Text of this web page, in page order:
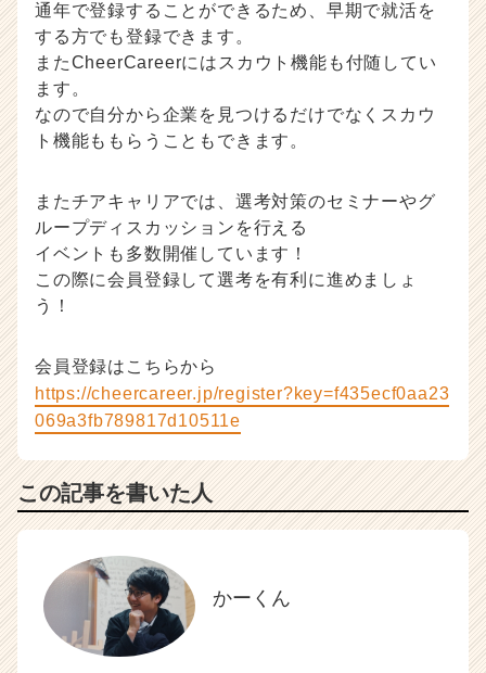
通年で登録することができるため、早期で就活を
する方でも登録できます。
またCheerCareerにはスカウト機能も付随してい
ます。
なので自分から企業を見つけるだけでなくスカウ
ト機能ももらうこともできます。
またチアキャリアでは、選考対策のセミナーやグ
ループディスカッションを行える
イベントも多数開催しています！
この際に会員登録して選考を有利に進めましょ
う！
会員登録はこちらから
https://cheercareer.jp/register?key=f435ecf0aa23
069a3fb789817d10511e
この記事を書いた人
かーくん